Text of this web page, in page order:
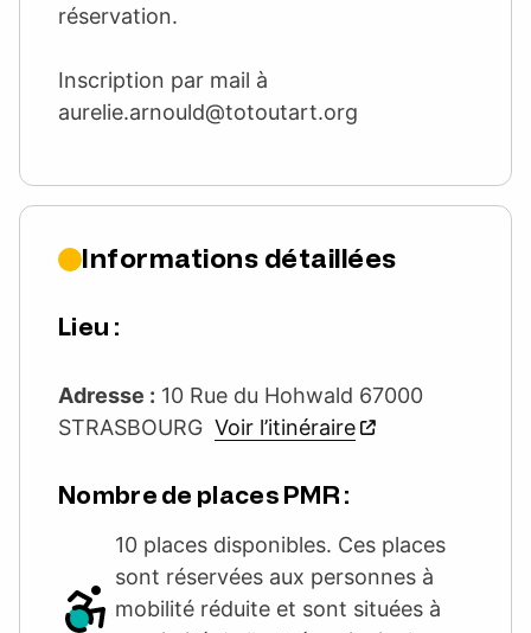
réservation.
Inscription par mail à
aurelie.arnould@totoutart.org
Informations détaillées
Lieu :
Adresse : 10 Rue du Hohwald 67000
STRASBOURG Voir l’itinéraire
Nombre de places PMR :
10 places disponibles. Ces places
sont réservées aux personnes à
mobilité réduite et sont situées à